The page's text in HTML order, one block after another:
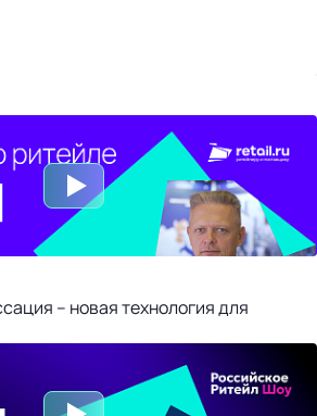
– новая технология для